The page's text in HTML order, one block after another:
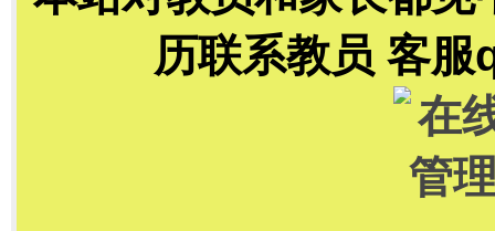
历联系教员 客服